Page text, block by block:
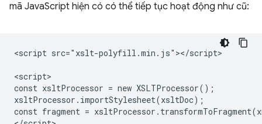
mã JavaScript hiện có có thể tiếp tục hoạt động như cũ:
<script src="xslt-polyfill.min.js"></script>
<script>
const xsltProcessor = new XSLTProcessor();
xsltProcessor.importStylesheet(xsltDoc);
const fragment =